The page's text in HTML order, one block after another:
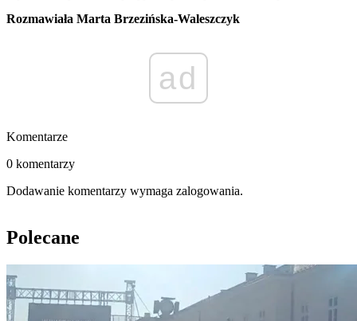
Rozmawiała Marta Brzezińska-Waleszczyk
ad
Komentarze
0 komentarzy
Dodawanie komentarzy wymaga zalogowania.
Polecane